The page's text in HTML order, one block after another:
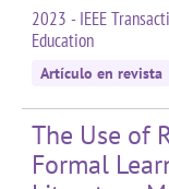
2023 - IEEE
Education
Artículo en revista
The Use of
Formal